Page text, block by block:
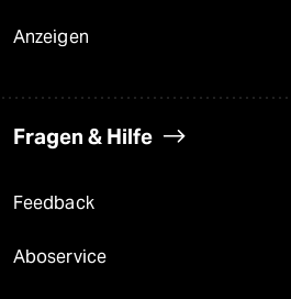
Anzeigen
Fragen & Hilfe
Feedback
Aboservice